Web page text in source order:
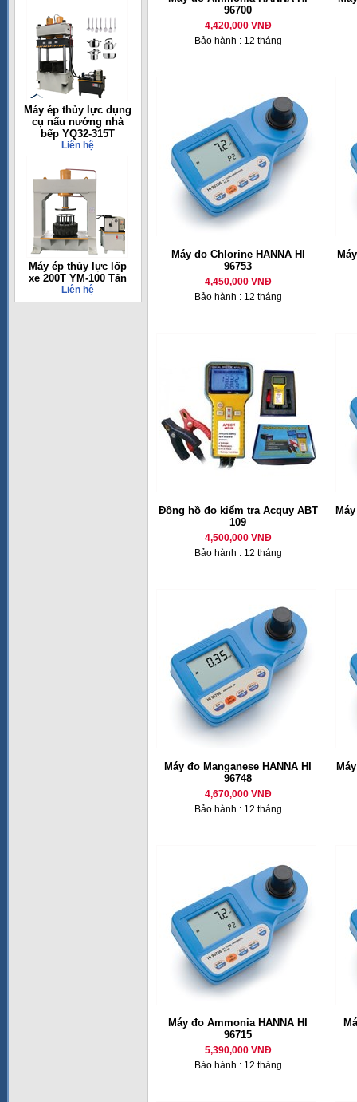
Máy ép thủy lực dụng
cụ nấu nướng nhà
bếp YQ32-315T
Liên hệ
Máy ép thủy lực lốp
xe 200T YM-100 Tấn
Liên hệ
96700
4,420,000 VNĐ
Bảo hành : 12 tháng
Máy đo Chlorine HANNA HI
96753
4,450,000 VNĐ
Bảo hành : 12 tháng
Đồng hồ đo kiểm tra Acquy ABT
109
4,500,000 VNĐ
Bảo hành : 12 tháng
Máy đo Manganese HANNA HI
96748
4,670,000 VNĐ
Bảo hành : 12 tháng
Máy đo Ammonia HANNA HI
96715
5,390,000 VNĐ
Bảo hành : 12 tháng